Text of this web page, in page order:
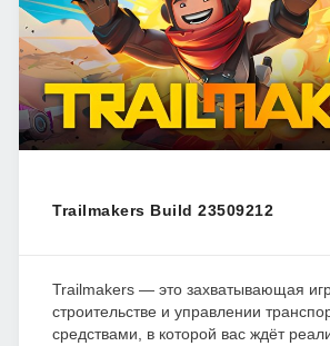
Trailmakers Build 23509212
Trailmakers — это захватывающая
строительстве и управлении
средствами, в которой вас ждёт